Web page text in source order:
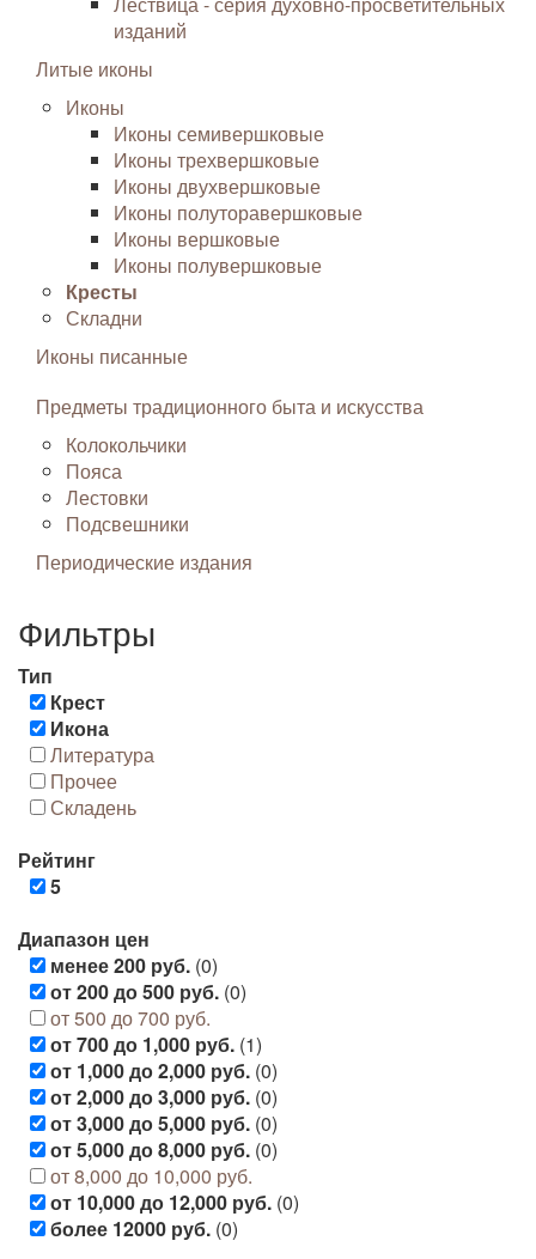
изданий
Литые иконы
Иконы
Иконы семивершковые
Иконы трехвершковые
Иконы двухвершковые
Иконы полуторавершковые
Иконы вершковые
Иконы полувершковые
Кресты
Складни
Иконы писанные
Предметы традиционного быта и искусства
Колокольчики
Пояса
Лестовки
Подсвешники
Периодические издания
Фильтры
Тип
Крест
Икона
Литература
Прочее
Складень
Рейтинг
5
Диапазон цен
менее 200 руб. (0)
от 200 до 500 руб. (0)
от 500 до 700 руб.
от 700 до 1,000 руб. (1)
от 1,000 до 2,000 руб. (0)
от 2,000 до 3,000 руб. (0)
от 3,000 до 5,000 руб. (0)
от 5,000 до 8,000 руб. (0)
от 8,000 до 10,000 руб.
от 10,000 до 12,000 руб. (0)
более 12000 руб. (0)